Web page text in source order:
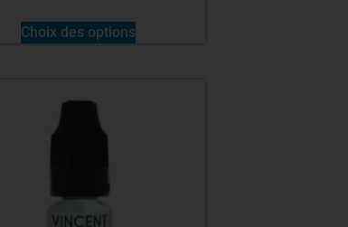
Choix des options